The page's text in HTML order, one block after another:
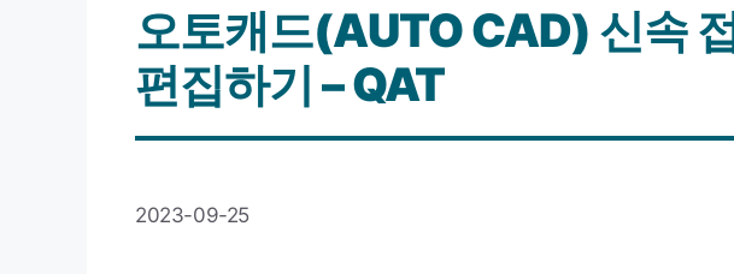
오토캐드(AUTO CAD) 신속
편집하기 – QAT
2023-09-25